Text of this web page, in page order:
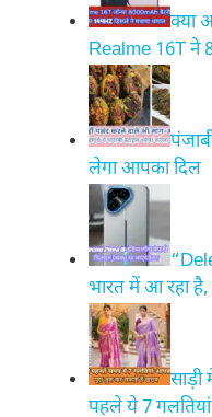
क्या
Realme 16T ने
लेगा आपका दिल
भारत में आ रहा
साड़ी
पहले ये 7